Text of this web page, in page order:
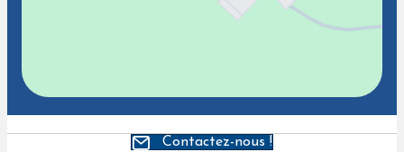
Contactez-nous !